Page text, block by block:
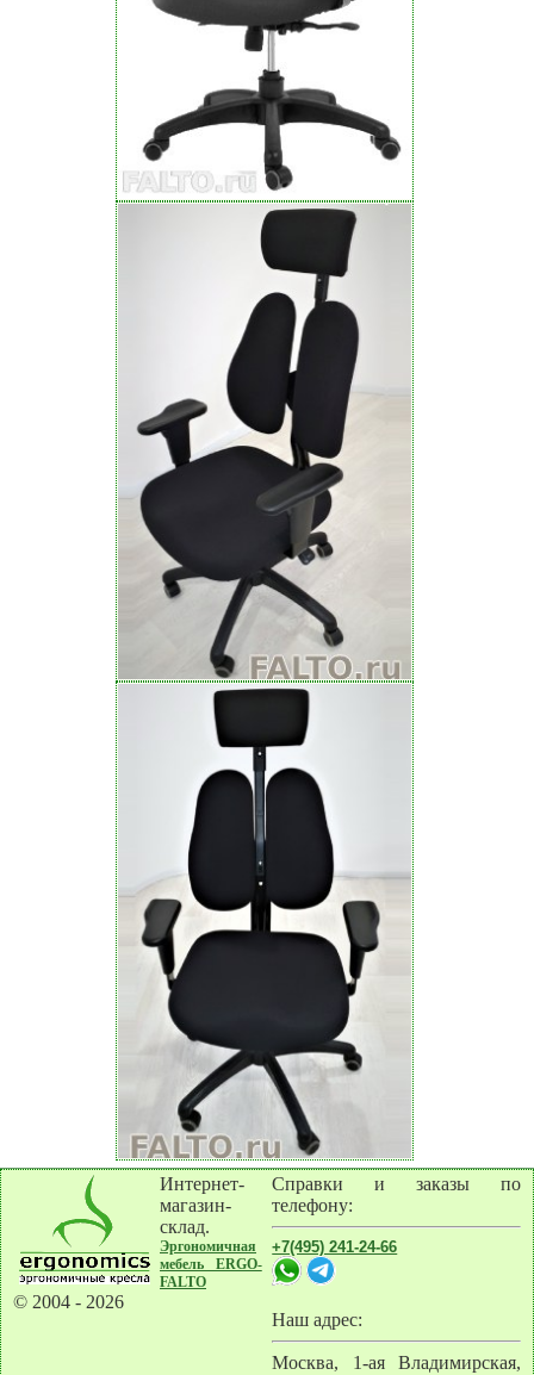
Интернет-
магазин-
склад.
Эргономичная
мебель ERGO-
FALTO
© 2004 - 2026
Справки и заказы по
телефону:
+7(495) 241-24-66
Наш адрес:
Москва, 1-ая Владимирская,